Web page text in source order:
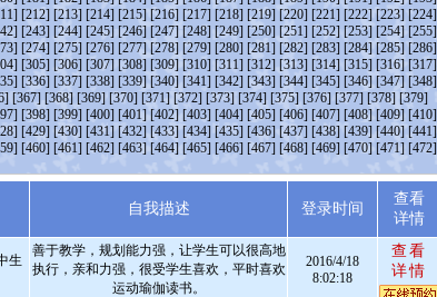
[212] [213] [214] [215] [216] [217] [218] [219] [220] [221] [222] [223] [224]
[243] [244] [245] [246] [247] [248] [249] [250] [251] [252] [253] [254] [255]
[274] [275] [276] [277] [278] [279] [280] [281] [282] [283] [284] [285] [286]
[305] [306] [307] [308] [309] [310] [311] [312] [313] [314] [315] [316] [317]
[336] [337] [338] [339] [340] [341] [342] [343] [344] [345] [346] [347] [348]
[367] [368] [369] [370] [371] [372] [373] [374] [375] [376] [377] [378] [379]
[398] [399] [400] [401] [402] [403] [404] [405] [406] [407] [408] [409] [410]
[429] [430] [431] [432] [433] [434] [435] [436] [437] [438] [439] [440] [441]
[460] [461] [462] [463] [464] [465] [466] [467] [468] [469] [470] [471] [472]
自我描述 登录时间
查看
详情
生
善于教学，规划能力强，让学生可以很高地
执行，亲和力强，很受学生喜欢，平时喜欢
运动瑜伽读书。
2016/4/18
8:02:18
查看
详情